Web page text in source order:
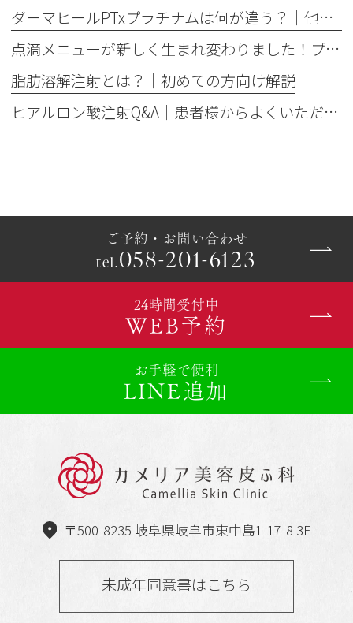
ダーマヒールPTxプラチナムは何が違う？│他の肌育製剤との違いを解説
点滴メニューが新しく生まれ変わりました！プレミアム美容点滴・プレミアム疲労回復点滴がスタート
脂肪溶解注射とは？｜初めての方向け解説
ヒアルロン酸注射Q&A｜患者様からよくいただくご質問10選
ご予約・お問い合わせ
tel.058-201-6123
24時間受付中
WEB予約
お手軽で便利
LINE追加
〒500-8235 岐阜県岐阜市東中島1-17-8 3F
未成年同意書はこちら